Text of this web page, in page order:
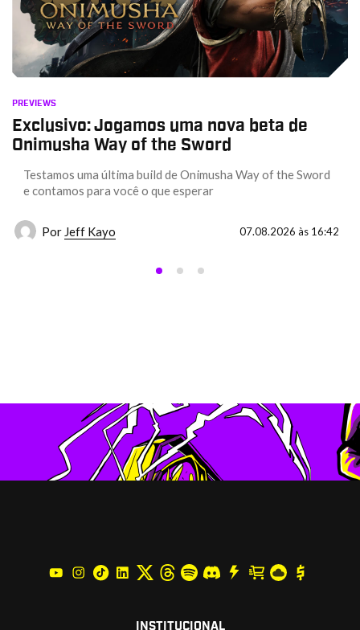
PREVIEWS
Exclusivo: Jogamos uma nova beta de
Onimusha Way of the Sword
Testamos uma última build de Onimusha Way of the Sword
e contamos para você o que esperar
Por Jeff Kayo 07.08.2026 às 16:42
INSTITUCIONAL